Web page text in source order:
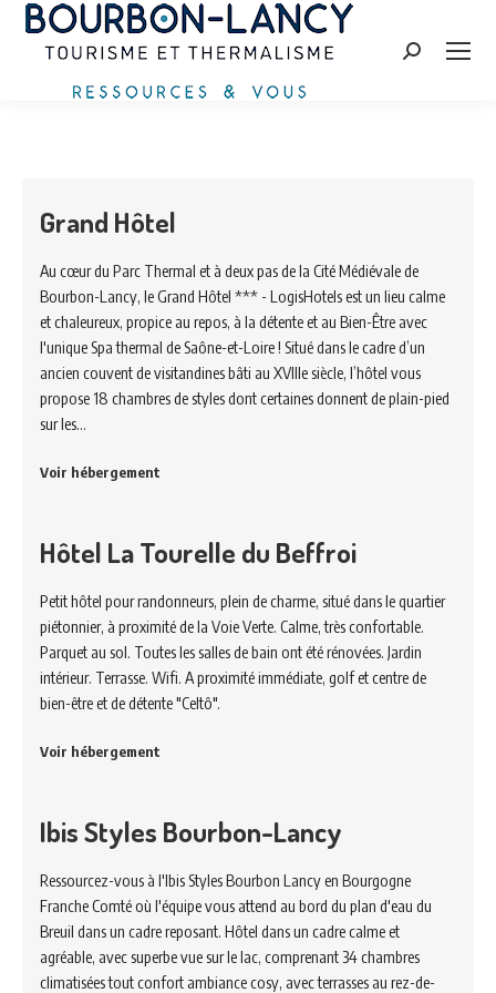
Search:
Grand Hôtel
Au cœur du Parc Thermal et à deux pas de la Cité Médiévale de
Bourbon-Lancy, le Grand Hôtel *** - LogisHotels est un lieu calme
et chaleureux, propice au repos, à la détente et au Bien-Être avec
l'unique Spa thermal de Saône-et-Loire ! Situé dans le cadre d’un
ancien couvent de visitandines bâti au XVIIIe siècle, l’hôtel vous
propose 18 chambres de styles dont certaines donnent de plain-pied
sur les…
Voir hébergement
Hôtel La Tourelle du Beffroi
Petit hôtel pour randonneurs, plein de charme, situé dans le quartier
piétonnier, à proximité de la Voie Verte. Calme, très confortable.
Parquet au sol. Toutes les salles de bain ont été rénovées. Jardin
intérieur. Terrasse. Wifi. A proximité immédiate, golf et centre de
bien-être et de détente "Celtô".
Voir hébergement
Ibis Styles Bourbon-Lancy
Ressourcez-vous à l'Ibis Styles Bourbon Lancy en Bourgogne
Franche Comté où l'équipe vous attend au bord du plan d'eau du
Breuil dans un cadre reposant. Hôtel dans un cadre calme et
agréable, avec superbe vue sur le lac, comprenant 34 chambres
climatisées tout confort ambiance cosy, avec terrasses au rez-de-